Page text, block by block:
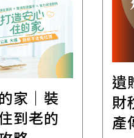
家｜裝
到老的
遺
財
產